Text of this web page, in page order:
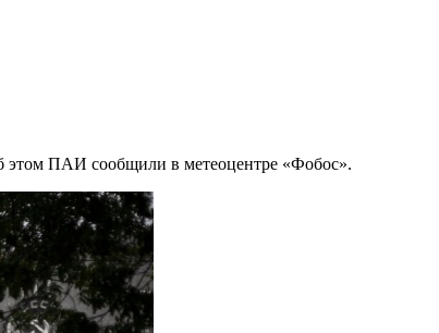
этом ПАИ сообщили в метеоцентре «Фобос».